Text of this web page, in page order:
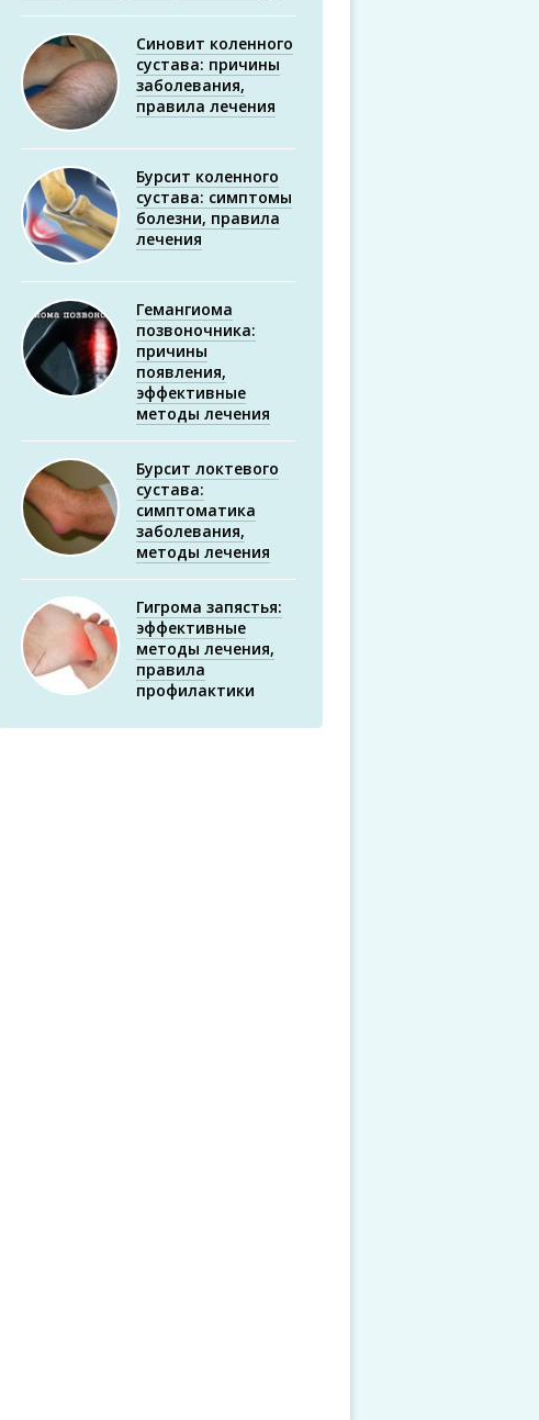
Синовит коленного
сустава: причины
заболевания,
правила лечения
Бурсит коленного
сустава: симптомы
болезни, правила
лечения
Гемангиома
позвоночника:
причины
появления,
эффективные
методы лечения
Бурсит локтевого
сустава:
симптоматика
заболевания,
методы лечения
Гигрома запястья:
эффективные
методы лечения,
правила
профилактики